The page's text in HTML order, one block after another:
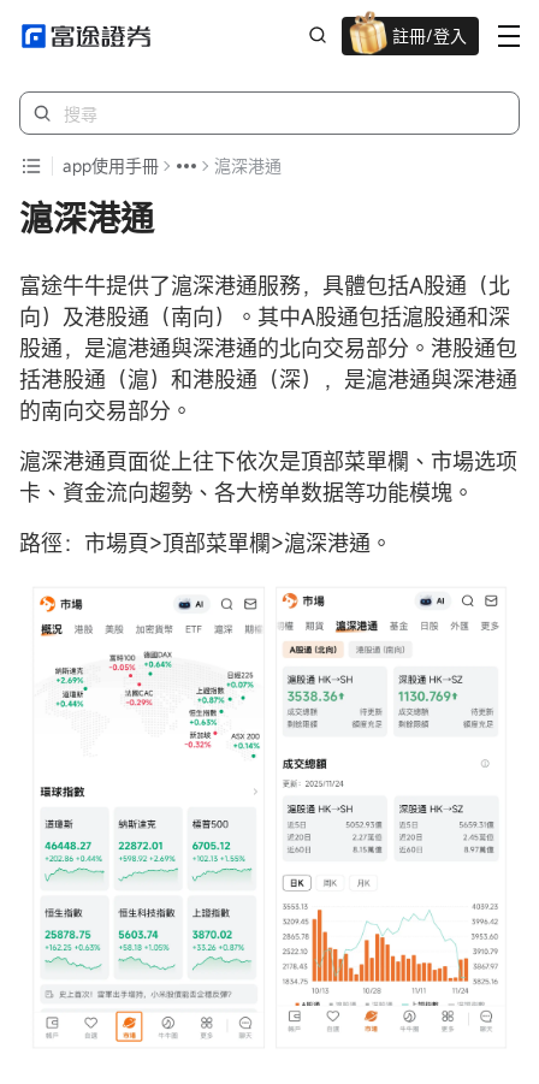
註冊/登入
迎新驚喜賞 股票/BTC等任你揀!
app使用手冊 滬深港通
滬深港通
富途牛牛提供了滬深港通服務，具體包括A股通（北
向）及港股通（南向）。其中A股通包括滬股通和深
股通，是滬港通與深港通的北向交易部分。港股通包
括港股通（滬）和港股通（深），是滬港通與深港通
的南向交易部分。
滬深港通頁面從上往下依次是頂部菜單欄、市場选项
卡、資金流向趨勢、各大榜单数据等功能模塊。
路徑：市場頁>頂部菜單欄>滬深港通。